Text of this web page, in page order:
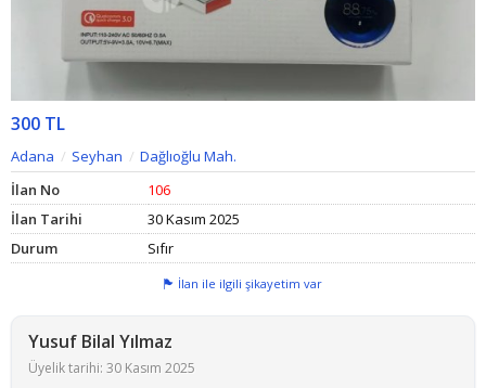
300 TL
Adana Seyhan
Dağlıoğlu Mah.
İlan No
106
İlan Tarihi
30 Kasım 2025
Durum
Sıfır
İlan ile ilgili şikayetim var
Yusuf Bilal Yılmaz
Üyelik tarihi: 30 Kasım 2025